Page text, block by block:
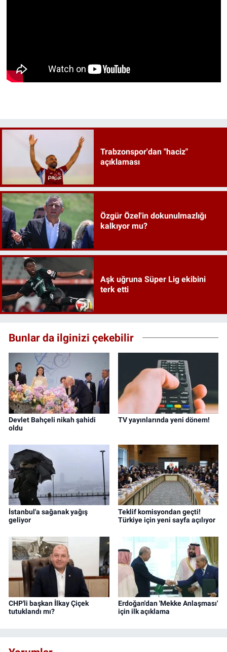
Trabzonspor'dan "haciz"
açıklaması
Özgür Özel'in dokunulmazlığı
kalkıyor mu?
Aşk uğruna Süper Lig ekibini
terk etti
Bunlar da ilginizi çekebilir
Devlet Bahçeli nikah şahidi
oldu
TV yayınlarında yeni dönem!
İstanbul'a sağanak yağış
geliyor
Teklif komisyondan geçti!
Türkiye için yeni sayfa açılıyor
CHP'li başkan İlkay Çiçek
tutuklandı mı?
Erdoğan'dan 'Mekke Anlaşması'
için ilk açıklama